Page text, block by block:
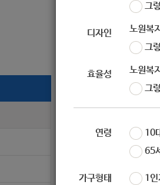
복지관그
디자인
노원복
그
효율성
노원복
그
연령 10
65
가구형태 1인
[노원구청]
(중앙재난대
작성자 노원 복지샘